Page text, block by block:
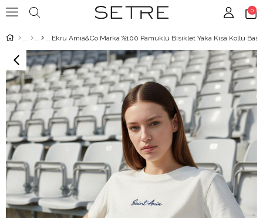
0
Ekru Amia&Co Marka %100 Pamuklu Bisiklet Yaka Kısa Kollu